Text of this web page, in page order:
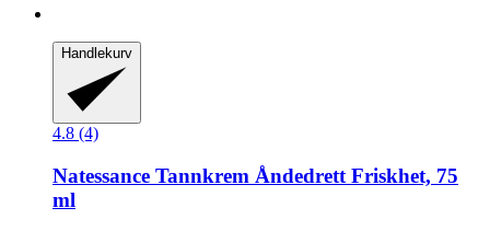
Handlekurv
4.8 (4)
Natessance Tannkrem Åndedrett Friskhet, 75
ml